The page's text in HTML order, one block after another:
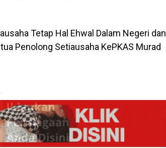
Tetap Hal Ehwal Dalam Negeri dan
Penolong Setiausaha KePKAS Murad